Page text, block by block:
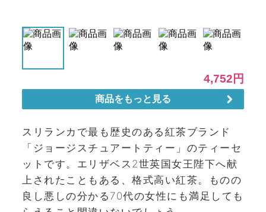
スリランカで最も歴史のある紅茶ブランド
「ジョージスチュアートティー」のティーセ
ットです。エリザベス2世英国女王陛下へ献
上されたこともある、格式高い紅茶。ものの
良し悪しの分かる70代の女性にも満足しても